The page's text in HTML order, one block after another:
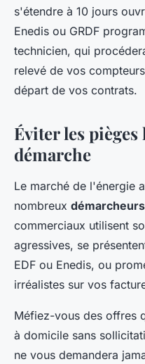
s'étendre à 10 jours
Enedis ou GRDF
technicien, qui
relevé de vos
départ de vos contrats.
Éviter les pièges
démarche
Le marché de l'énergie
nombreux
commerciaux utilisent
agressives, se
EDF ou Enedis, ou
irréalistes sur vos
Méfiez-vous des offres
à domicile sans
ne vous demandera